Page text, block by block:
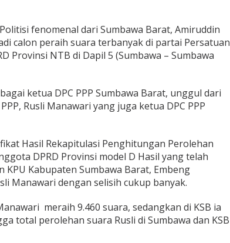
fenomenal dari Sumbawa Barat, Amiruddin
calon peraih suara terbanyak di partai Persatuan
Provinsi NTB di Dapil 5 (Sumbawa – Sumbawa
ketua DPC PPP Sumbawa Barat, unggul dari
Rusli Manawari yang juga ketua DPC PPP
Hasil Rekapitulasi Penghitungan Perolehan
DPRD Provinsi model D Hasil yang telah
KPU Kabupaten Sumbawa Barat, Embeng
Manawari dengan selisih cukup banyak.
meraih 9.460 suara, sedangkan di KSB ia
total perolehan suara Rusli di Sumbawa dan KSB